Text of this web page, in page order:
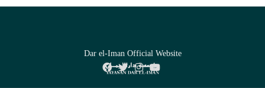
Dar el-Iman Official Website